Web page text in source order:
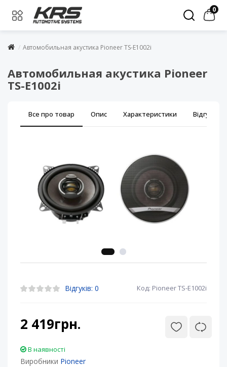
0
Автомобильная акустика Pioneer TS-E1002i
Автомобильная акустика Pioneer
TS-E1002i
Все про товар Опис Характеристики Відгуки (0)
Відгуків: 0 Код: Pioneer TS-E1002i
2 419грн.
В наявності
Виробники Pioneer